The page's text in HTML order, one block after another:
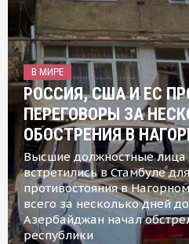
В МИРЕ
РОССИЯ, США И ЕС
ПЕРЕГОВОРЫ ЗА
ОБОСТРЕНИЯ В
Высшие должностные лица
встретились в Стамбуле
противостояния в
всего за несколько дней
Азербайджан начал
республики